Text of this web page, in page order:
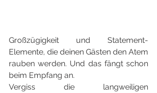
Großzügigkeit und Statement-
Elemente, die deinen Gästen den Atem
rauben werden. Und das fängt schon
beim Empfang an.
Vergiss die langweiligen